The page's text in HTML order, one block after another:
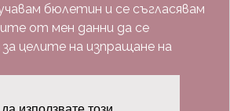
бюлетин и се съгласявам
от мен данни да се
целите на изпращане на
Последвай ни: